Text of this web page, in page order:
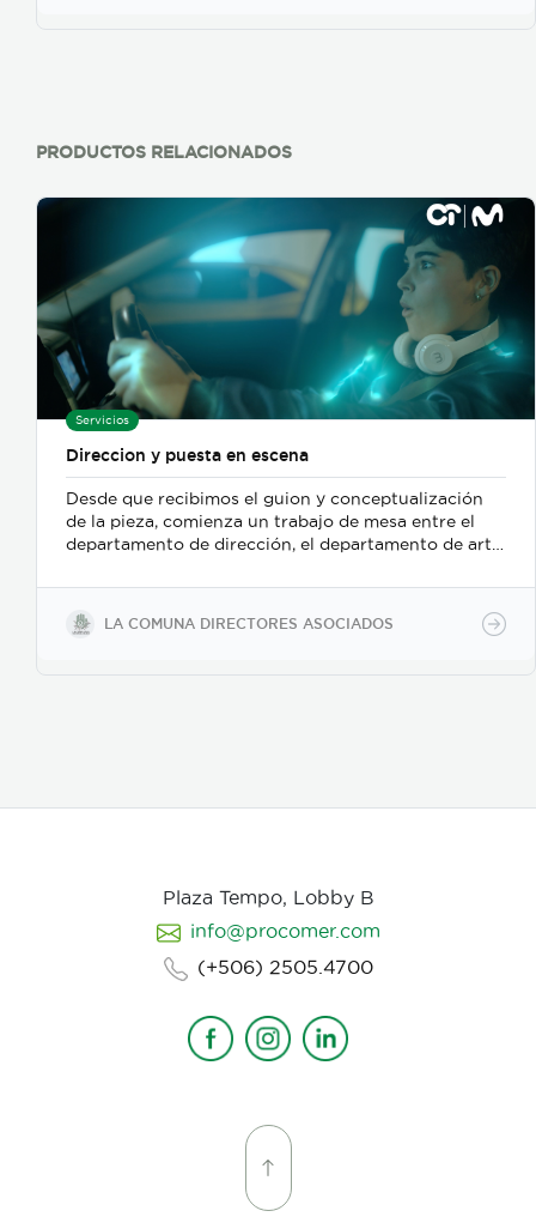
PRODUCTOS RELACIONADOS
Servicios
Direccion y puesta en escena
Desde que recibimos el guion y conceptualización
de la pieza, comienza un trabajo de mesa entre el
departamento de dirección, el departamento de arte,
buscamos reforzar la historia, nos centramos
fuertemente en la selección de casting, en el tono
para los actores con instrucciones claras, paletas de
LA COMUNA DIRECTORES ASOCIADOS
Plaza Tempo, Lobby B
info@procomer.com
(+506) 2505.4700